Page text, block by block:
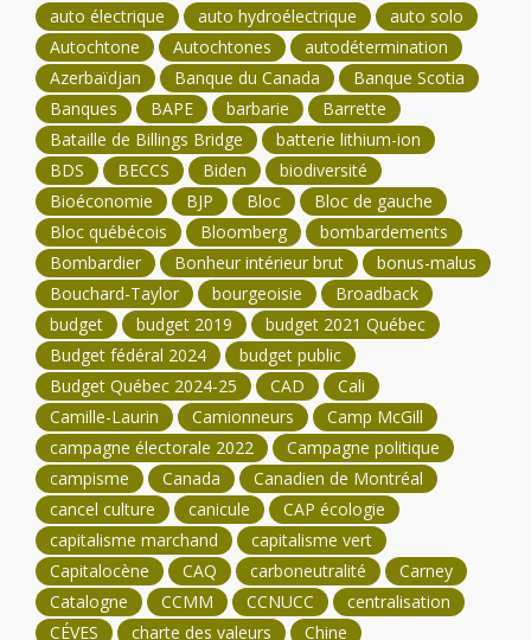
auto électrique auto hydroélectrique
auto solo
Autochtone
Autochtones
autodétermination
Azerbaïdjan
Banque du Canada
Banque Scotia
Banques
BAPE barbarie
Barrette
Bataille de Billings Bridge
batterie lithium-ion
BDS
BECCS Biden
biodiversité
Bioéconomie
BJP Bloc
Bloc de gauche
Bloc québécois
Bloomberg
bombardements
Bombardier
Bonheur intérieur brut
bonus-malus
Bouchard-Taylor
bourgeoisie
Broadback
budget
budget 2019
budget 2021 Québec
Budget fédéral 2024
budget public
Budget Québec 2024-25
CAD
Cali
Camille-Laurin
Camionneurs
Camp McGill
campagne électorale 2022
Campagne politique
campisme
Canada
Canadien de Montréal
cancel culture
canicule
CAP écologie
capitalisme marchand
capitalisme vert
Capitalocène
CAQ carboneutralité
Carney
Catalogne
CCMM CCNUCC
centralisation
CÉVES
charte des valeurs
Chine